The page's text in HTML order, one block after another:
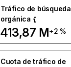
Tráfico de búsqueda
orgánica
413,87 M+2 %
Cuota de tráfico de